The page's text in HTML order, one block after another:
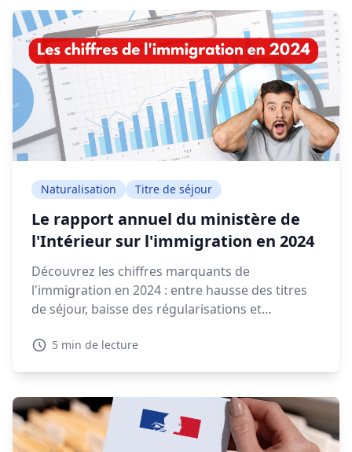
Naturalisation Titre de séjour
Le rapport annuel du ministère de
l'Intérieur sur l'immigration en 2024
Découvrez les chiffres marquants de
l'immigration en 2024 : entre hausse des titres
de séjour, baisse des régularisations et
migratoire soulève de vifs débats.
5 min de lecture